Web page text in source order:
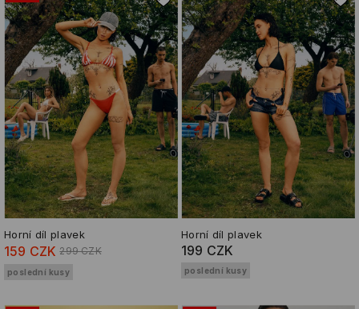
Horní díl plavek
159 CZK 299 CZK
poslední kusy
Horní díl plavek
199 CZK
poslední kusy